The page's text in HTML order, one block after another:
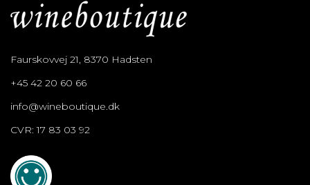
Faurskovvej 21, 8370 Hadsten
+45 42 20 60 66
info@wineboutique.dk
CVR: 17 83 03 92